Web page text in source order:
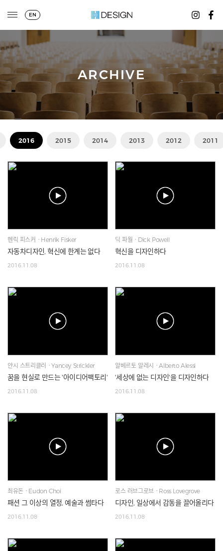
EN
ARCHIVE
2016 2015 2014 2013 2012 2011
헨릭 피스커ㆍHenrik Fisker
자동차디자인, 혁신에 한계는 없다
2016.11.08
딕 파월ㆍDick Powell
혁신을 디자인하다
2016.11.08
얀시 스트리클러ㆍYancey Strickler
꿈을 현실로 만드는 '아이디어팩토리'
2016.11.08
알베르토 알레시ㆍAlberto Alessi
'세상에 없는 디자인'을 디자인하다
2016.11.08
최유돈ㆍEudon Choi
패션 그 이상의 열정, 예술과 썸타다
2016.11.08
로스 러브그로브ㆍRoss Lovegrove
디자인, 일상에서 감동을 끌어올리다
2016.11.08